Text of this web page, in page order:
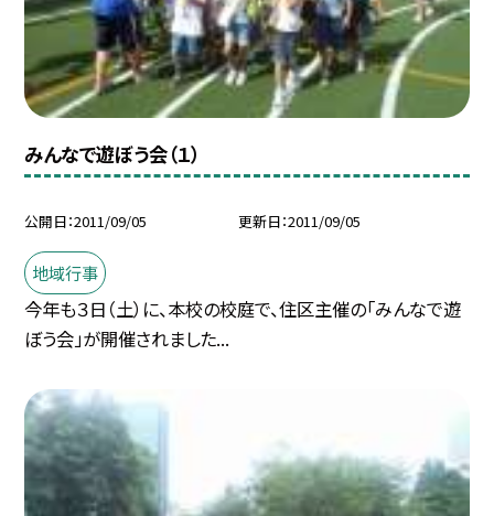
みんなで遊ぼう会（１）
公開日 2011/09/05 更新日 2011/09/05
地域行事
今年も３日（土）に、本校の校庭で、住区主催の「みんなで遊
ぼう会」が開催されました...